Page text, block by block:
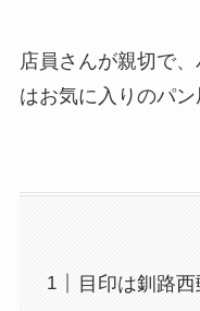
店員さんが親切で
はお気に入りのパン
目印は釧路